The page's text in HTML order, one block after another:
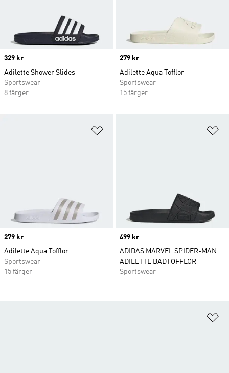
Price
329 kr
Adilette Shower Slides
Sportswear
8 färger
Price
279 kr
Adilette Aqua Tofflor
Sportswear
15 färger
Price
279 kr
Adilette Aqua Tofflor
Sportswear
15 färger
Price
499 kr
ADIDAS MARVEL SPIDER-MAN
ADILETTE BADTOFFLOR
Sportswear